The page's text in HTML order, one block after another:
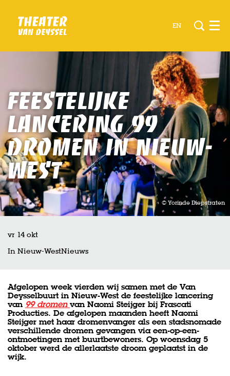
EN
© Yorinde Diepstraten
Feestelijke
lancering 99
dromen in Nieuw-
West
In Nieuw-WestNieuws
vr 14 okt
Afgelopen week vierden wij samen met de Van
Deysselbuurt in Nieuw-West de feestelijke lancering
van 99 dromen van Naomi Steijger bij Frascati
Producties. De afgelopen maanden heeft Naomi
Steijger met haar dromenvanger als een stadsnomade
verschillende dromen gevangen via een-op-een-
ontmoetingen met buurtbewoners. Op woensdag 5
oktober werd de allerlaatste droom geplaatst in de
wijk.
Inzoomen